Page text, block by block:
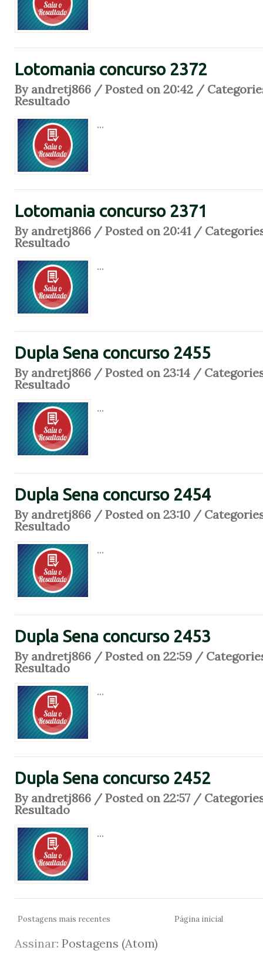
Lotomania concurso 2372
By andretj866 / Posted on 20:42 /
Resultado
...
Lotomania concurso 2371
By andretj866 / Posted on 20:41 /
Resultado
...
Dupla Sena concurso 2455
By andretj866 / Posted on 23:14 /
Resultado
...
Dupla Sena concurso 2454
By andretj866 / Posted on 23:10 /
Resultado
...
Dupla Sena concurso 2453
By andretj866 / Posted on 22:59 /
Resultado
...
Dupla Sena concurso 2452
By andretj866 / Posted on 22:57 /
Resultado
...
Postagens mais recentes Página inicial
Assinar: Postagens (Atom)